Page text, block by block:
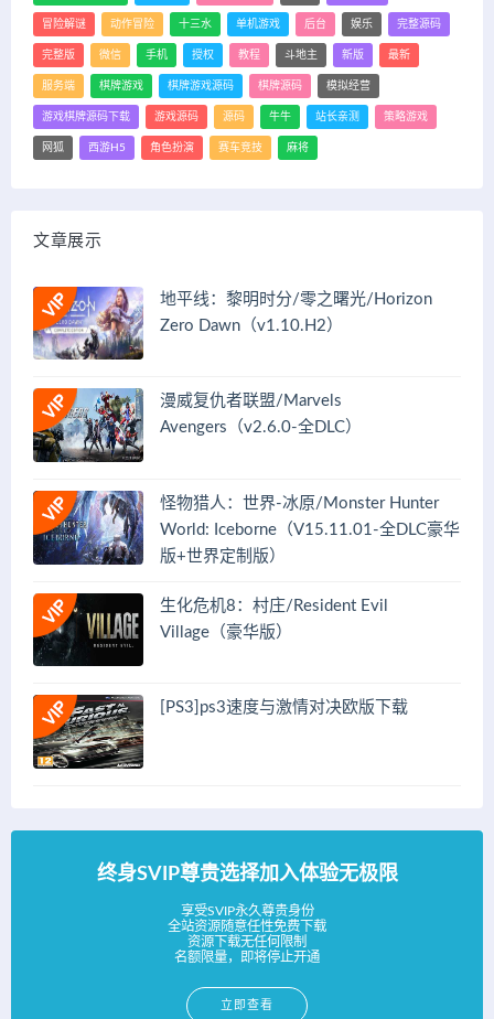
冒险解谜 动作冒险 十三水 单机游戏 后台 娱乐 完整源码
完整版 微信 手机 授权 教程 斗地主 新版 最新
服务端 棋牌游戏 棋牌游戏源码 棋牌源码 模拟经营
游戏棋牌源码下载 游戏源码 源码 牛牛 站长亲测 策略游戏
网狐 西游H5 角色扮演 赛车竞技 麻将
文章展示
地平线：黎明时分/零之曙光/Horizon
Zero Dawn（v1.10.H2）
漫威复仇者联盟/Marvels
Avengers（v2.6.0-全DLC）
怪物猎人：世界-冰原/Monster Hunter
World: Iceborne（V15.11.01-全DLC豪华
版+世界定制版）
生化危机8：村庄/Resident Evil
Village（豪华版）
[PS3]ps3速度与激情对决欧版下载
终身SVIP尊贵选择加入体验无极限
享受SVIP永久尊贵身份
全站资源随意任性免费下载
资源下载无任何限制
名额限量，即将停止开通
立即查看